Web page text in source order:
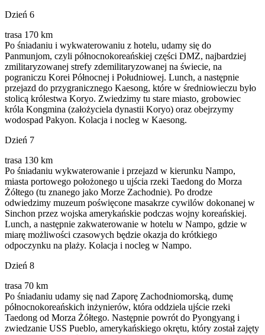
Dzień 6
trasa 170 km
Po śniadaniu i wykwaterowaniu z hotelu, udamy się do
Panmunjom, czyli północnokoreańskiej części DMZ, najbardziej
zmilitaryzowanej strefy zdemilitaryzowanej na świecie, na
pograniczu Korei Północnej i Południowej. Lunch, a następnie
przejazd do przygranicznego Kaesong, które w średniowieczu było
stolicą królestwa Koryo. Zwiedzimy tu stare miasto, grobowiec
króla Kongmina (założyciela dynastii Koryo) oraz obejrzymy
wodospad Pakyon. Kolacja i nocleg w Kaesong.
Dzień 7
trasa 130 km
Po śniadaniu wykwaterowanie i przejazd w kierunku Nampo,
miasta portowego położonego u ujścia rzeki Taedong do Morza
Żółtego (tu znanego jako Morze Zachodnie). Po drodze
odwiedzimy muzeum poświęcone masakrze cywilów dokonanej w
Sinchon przez wojska amerykańskie podczas wojny koreańskiej.
Lunch, a następnie zakwaterowanie w hotelu w Nampo, gdzie w
miarę możliwości czasowych będzie okazja do krótkiego
odpoczynku na plaży. Kolacja i nocleg w Nampo.
Dzień 8
trasa 70 km
Po śniadaniu udamy się nad Zaporę Zachodniomorską, dumę
północnokoreańskich inżynierów, która oddziela ujście rzeki
Taedong od Morza Żółtego. Następnie powrót do Pyongyang i
zwiedzanie USS Pueblo, amerykańskiego okrętu, który został zajęty